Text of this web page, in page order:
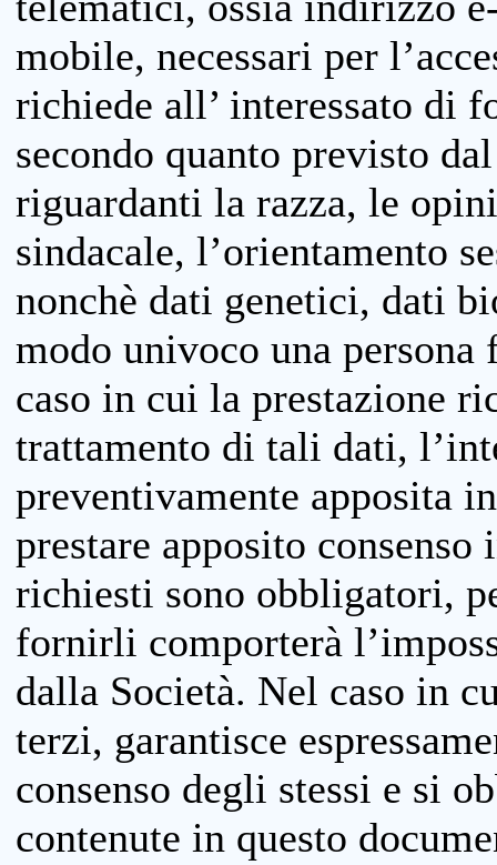
mobile, necessari per
richiede all’ interessato di
secondo quanto previsto
riguardanti la razza, le
sindacale, l’orientamento
nonchè dati genetici, dati
modo univoco una
caso in cui la prestazione
trattamento di tali dati,
preventivamente apposita
prestare apposito
richiesti sono obbligatori,
fornirli comporterà
dalla Società. Nel caso in
terzi, garantisce
consenso degli stessi e si
contenute in questo